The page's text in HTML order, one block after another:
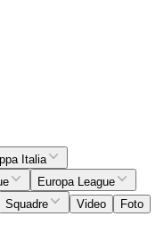
Italia
Europa League
Squadre Video
Foto